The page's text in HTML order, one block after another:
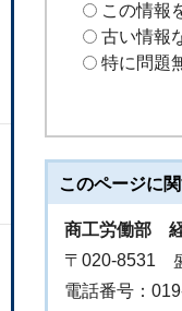
この情報
古い情報
特に問題
このページに
商工労働部
〒020-8531
電話番号：